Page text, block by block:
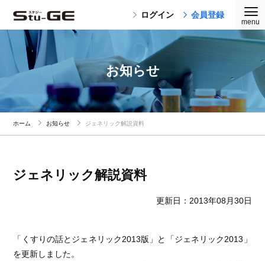
ログイン 会員登録
お知らせ
ホーム お知らせ ジェネリック解説資料
ジェネリック解説資料
更新日：2013年08月30日
「くすりの話とジェネリック2013版」と「ジェネリック2013」
を更新しました。